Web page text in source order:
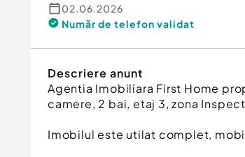
02.06.2026
Număr de telefon validat
Descriere anunt
Agentia Imobiliara First Home
camere, 2 bai, etaj 3, zona
Imobilul este utilat complet,